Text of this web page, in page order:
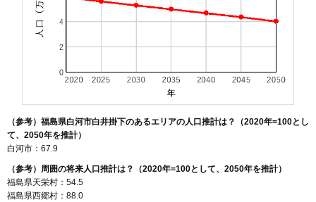
（参考）福島県白河市白井掛下のあるエリアの人口推計は？（2020年=100とし
て、2050年を推計）
白河市：67.9
（参考）周囲の将来人口推計は？（2020年=100として、2050年を推計）
福島県天栄村：54.5
福島県西郷村：88.0